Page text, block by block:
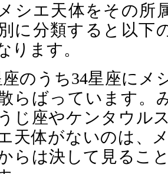
シエ天体をその所
に分類すると以下
ります。
のうち34星座にメ
らばっています。
じ座やケンタウル
天体がないのは、
らは決して見るこ